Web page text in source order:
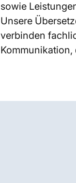
sowie
Unsere
verbinden